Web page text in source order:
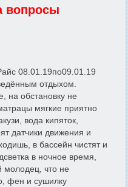
вопросы
08.01.19по09.01.19
отдыхом.
на обстановку не
мягкие приятно
вода кипяток,
датчики движения и
в бассейн чистят и
в ночное время,
молодец, что не
фен и сушилку